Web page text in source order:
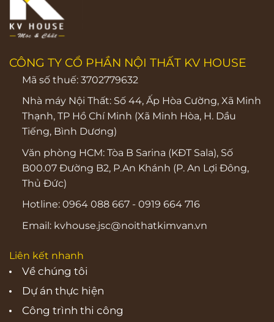
CÔNG TY CỔ PHẦN NỘI THẤT KV HOUSE
Mã số thuế: 3702779632
Nhà máy Nội Thất: Số 44, Ấp Hòa Cường, Xã Minh
Thạnh, TP Hồ Chí Minh (Xã Minh Hòa, H. Dầu
Tiếng, Bình Dương)
Văn phòng HCM: Tòa B Sarina (KĐT Sala), Số
B00.07 Đường B2, P.An Khánh (P. An Lợi Đông,
Thủ Đức)
Hotline: 0964 088 667- 0919 664 716
Email: kvhouse.jsc@noithatkimvan.vn
Liên kết nhanh
Về chúng tôi
Dự án thực hiện
Công trình thi công